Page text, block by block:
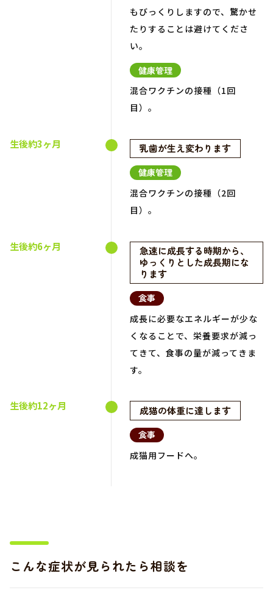
もびっくりしますので、驚かせ
たりすることは避けてくださ
い。
健康管理
混合ワクチンの接種（1回
目）。
生後約3ヶ月 乳歯が生え変わります
健康管理
混合ワクチンの接種（2回
目）。
生後約6ヶ月
急速に成長する時期から、
ゆっくりとした成長期にな
ります
食事
成長に必要なエネルギーが少な
くなることで、栄養要求が減っ
てきて、食事の量が減ってきま
す。
生後約12ヶ月 成猫の体重に達します
食事
成猫用フードへ。
こんな症状が見られたら相談を